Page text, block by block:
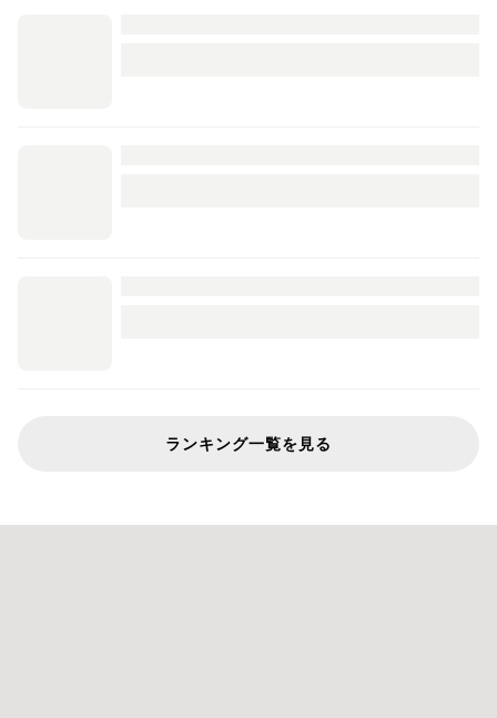
ランキング一覧を見る